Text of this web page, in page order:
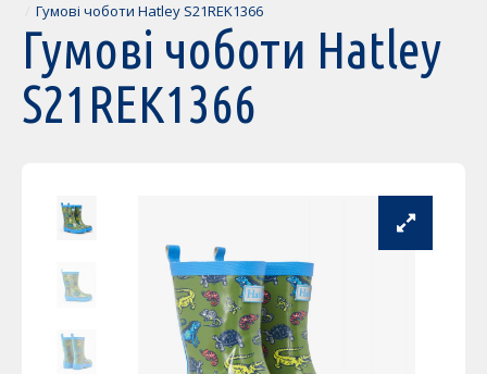
Гумові чоботи Hatley S21REK1366
Гумові чоботи Hatley
S21REK1366